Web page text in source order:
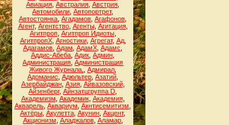
Авиация Австралия Австрия
Автомобили Автопортрет,
Автостоянка Агадамов Агафонов
Агент, Агентство, Агенты, Агитация,
Агитпроп, Агитпроп Идиоты,
АгитпропХ, Агностики, Агрегат, Ад,
Адагамов Адам АдамХ Адамс
Аддис-Абеба Адик Админ
Администрация Администрация
Живого Журнала.
Адмирал
Адоманис Адюльтер Азатий
Азербайджан, Азия, Айвазовский,
Айзенберг, Айнзатцгруппа D
Академизм Академик, Академия,
Акварель Аквариум Акнтисемитизм
Актёры Акулетта Акунин Акцент,
Акционизм Аладжалов, Аламар,